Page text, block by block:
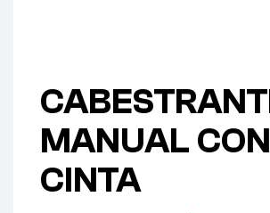
MANUAL CON
CINTA